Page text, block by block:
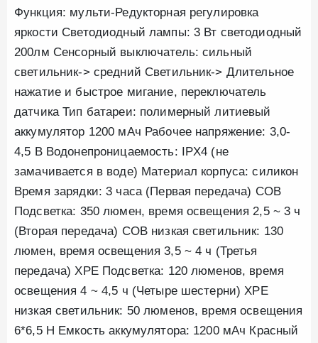
Функция: мульти-Редукторная регулировка
яркости Светодиодный лампы: 3 Вт светодиодный
200лм Сенсорный выключатель: сильный
светильник-> средний Светильник-> Длительное
нажатие и быстрое мигание, переключатель
датчика Тип батареи: полимерный литиевый
аккумулятор 1200 мАч Рабочее напряжение: 3,0-
4,5 В Водонепроницаемость: IPX4 (не
замачивается в воде) Материал корпуса: силикон
Время зарядки: 3 часа (Первая передача) COB
Подсветка: 350 люмен, время освещения 2,5 ~ 3 ч
(Вторая передача) COB низкая светильник: 130
люмен, время освещения 3,5 ~ 4 ч (Третья
передача) XPE Подсветка: 120 люменов, время
освещения 4 ~ 4,5 ч (Четыре шестерни) XPE
низкая светильник: 50 люменов, время освещения
6*6,5 H Емкость аккумулятора: 1200 мАч Красный